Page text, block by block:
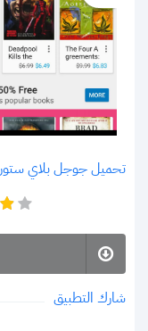
تحميل جوجل بلاي ستور
شارك التطبيق